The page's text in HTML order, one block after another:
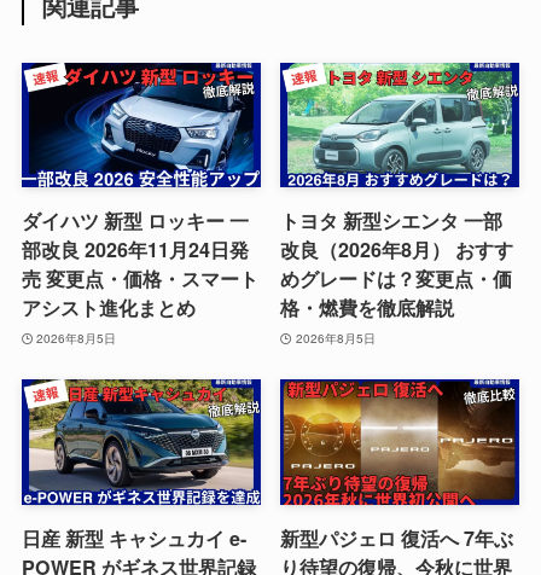
ダイハツ 新型 ロッキー 一
部改良 2026年11月24日発
売 変更点・価格・スマート
アシスト進化まとめ
2026年8月5日
トヨタ 新型シエンタ 一部
改良（2026年8月） おすす
めグレードは？変更点・価
格・燃費を徹底解説
2026年8月5日
日産 新型 キャシュカイ e-
POWER がギネス世界記録
新型パジェロ 復活へ 7年ぶ
り待望の復帰、今秋に世界